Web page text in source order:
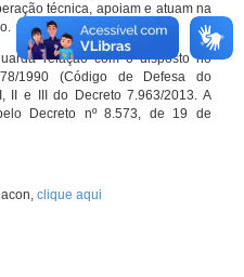
técnica, apoiam e atuam na
relação com o disposto no
1990 (Código de Defesa do
II e III do Decreto 7.963/2013. A
Decreto nº 8.573, de 19 de
clique aqui